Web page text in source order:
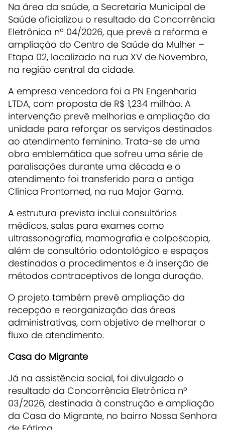
Na área da saúde, a Secretaria Municipal de
Saúde oficializou o resultado da Concorrência
Eletrônica nº 04/2026, que prevê a reforma e
ampliação do Centro de Saúde da Mulher –
Etapa 02, localizado na rua XV de Novembro,
na região central da cidade.
A empresa vencedora foi a PN Engenharia
LTDA, com proposta de R$ 1,234 milhão. A
intervenção prevê melhorias e ampliação da
unidade para reforçar os serviços destinados
ao atendimento feminino. Trata-se de uma
obra emblemática que sofreu uma série de
paralisações durante uma década e o
atendimento foi transferido para a antiga
Clínica Prontomed, na rua Major Gama.
A estrutura prevista inclui consultórios
médicos, salas para exames como
ultrassonografia, mamografia e colposcopia,
além de consultório odontológico e espaços
destinados a procedimentos e à inserção de
métodos contraceptivos de longa duração.
O projeto também prevê ampliação da
recepção e reorganização das áreas
administrativas, com objetivo de melhorar o
fluxo de atendimento.
Casa do Migrante
Já na assistência social, foi divulgado o
resultado da Concorrência Eletrônica nº
03/2026, destinada à construção e ampliação
da Casa do Migrante, no bairro Nossa Senhora